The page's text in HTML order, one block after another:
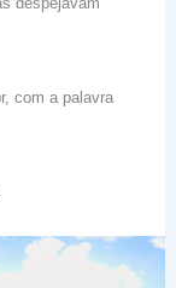
com a palavra